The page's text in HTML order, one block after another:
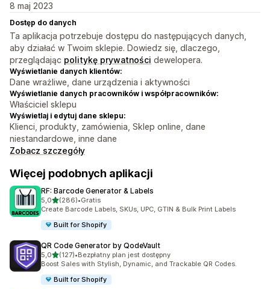
8 maj 2023
Dostęp do danych
Ta aplikacja potrzebuje dostępu do następujących danych,
aby działać w Twoim sklepie. Dowiedz się, dlaczego,
przeglądając politykę prywatności dewelopera.
Wyświetlanie danych klientów:
Dane wrażliwe, dane urządzenia i aktywności
Wyświetlanie danych pracowników i współpracowników:
Właściciel sklepu
Wyświetlaj i edytuj dane sklepu:
Klienci, produkty, zamówienia, Sklep online, dane
niestandardowe, inne dane
Zobacz szczegóły
Więcej podobnych aplikacji
RF: Barcode Generator & Labels
5,0na 5 gwiazdek
(286)
Łączna liczba recenzji: 286
•Gratis
Create Barcode Labels, SKUs, UPC, GTIN & Bulk Print Labels
Built for Shopify
QR Code Generator by QodeVault
5,0na 5 gwiazdek
(127)
Łączna liczba recenzji: 127
•Bezpłatny plan jest dostępny
Boost Sales with Stylish, Dynamic, and Trackable QR Codes.
Built for Shopify